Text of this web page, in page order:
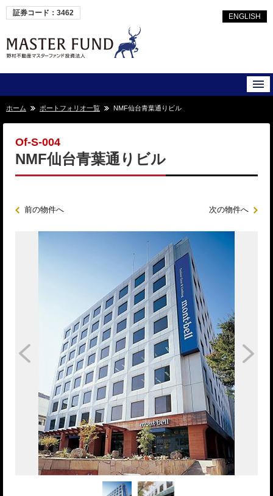
証券コード：3462 ENGLISH
ホーム ポートフォリオ一覧 NMF仙台青葉通りビル
Of-S-004
NMF仙台青葉通りビル
前の物件へ 次の物件へ